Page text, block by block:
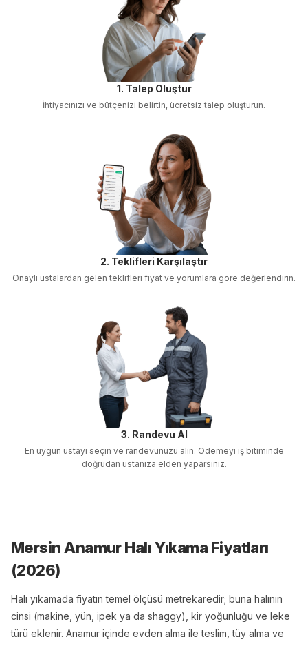
1. Talep Oluştur
İhtiyacınızı ve bütçenizi belirtin, ücretsiz talep oluşturun.
2. Teklifleri Karşılaştır
Onaylı ustalardan gelen teklifleri fiyat ve yorumlara göre değerlendirin.
3. Randevu Al
En uygun ustayı seçin ve randevunuzu alın. Ödemeyi iş bitiminde
doğrudan ustanıza elden yaparsınız.
Mersin Anamur Halı Yıkama Fiyatları
(2026)
Halı yıkamada fiyatın temel ölçüsü metrekaredir; buna halının
cinsi (makine, yün, ipek ya da shaggy), kir yoğunluğu ve leke
türü eklenir. Anamur içinde evden alma ile teslim, tüy alma ve